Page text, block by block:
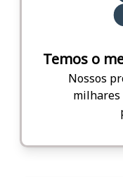
Temos o
Nossos
milhares